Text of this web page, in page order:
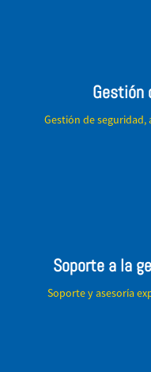
Gestión
Gestión de seguridad,
Soporte a la
Soporte y asesoría